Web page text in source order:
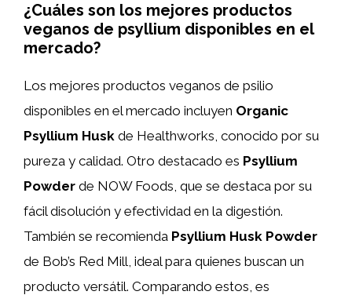
¿Cuáles son los mejores productos
veganos de psyllium disponibles en el
mercado?
Los mejores productos veganos de psilio
disponibles en el mercado incluyen Organic
Psyllium Husk de Healthworks, conocido por su
pureza y calidad. Otro destacado es Psyllium
Powder de NOW Foods, que se destaca por su
fácil disolución y efectividad en la digestión.
También se recomienda Psyllium Husk Powder
de Bob’s Red Mill, ideal para quienes buscan un
producto versátil. Comparando estos, es